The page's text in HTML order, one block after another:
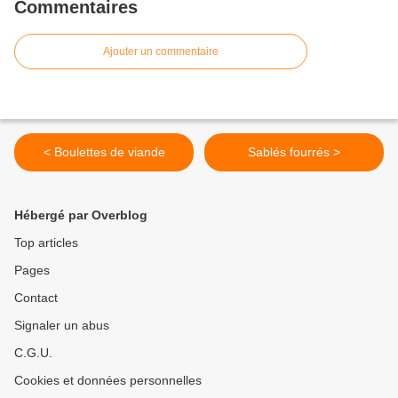
Commentaires
Ajouter un commentaire
< Boulettes de viande Sablés fourrés >
Hébergé par Overblog
Top articles
Pages
Contact
Signaler un abus
C.G.U.
Cookies et données personnelles